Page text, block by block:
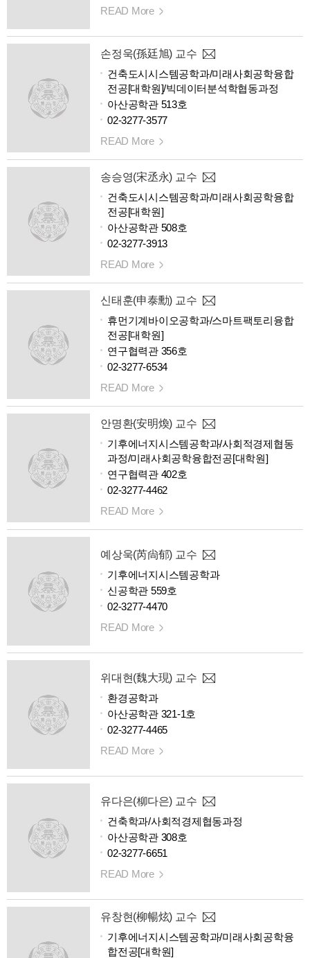
READ More
손정욱(孫廷旭) 교수
건축도시시스템공학과/미래사회공학융합
전공[대학원]/빅데이터분석학협동과정
아산공학관 513호
02-3277-3577
READ More
송승영(宋丞永) 교수
건축도시시스템공학과/미래사회공학융합
전공[대학원]
아산공학관 508호
02-3277-3913
READ More
신태훈(申泰勳) 교수
휴먼기계바이오공학과/스마트팩토리융합
전공[대학원]
연구협력관 356호
02-3277-6534
READ More
안명환(安明煥) 교수
기후에너지시스템공학과/사회적경제협동
과정/미래사회공학융합전공[대학원]
연구협력관 402호
02-3277-4462
READ More
예상욱(芮尙郁) 교수
기후에너지시스템공학과
신공학관 559호
02-3277-4470
READ More
위대현(魏大現) 교수
환경공학과
아산공학관 321-1호
02-3277-4465
READ More
유다은(柳다은) 교수
건축학과/사회적경제협동과정
아산공학관 308호
02-3277-6651
READ More
유창현(柳暢炫) 교수
기후에너지시스템공학과/미래사회공학융
합전공[대학원]